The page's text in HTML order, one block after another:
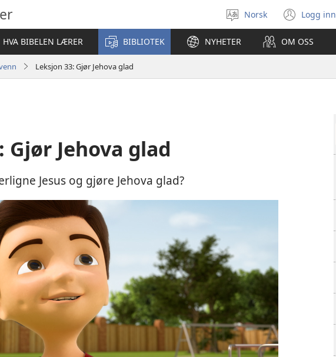
Velg
språk
Norsk Logg inn
(åpner
nytt
vindu)
HVA BIBELEN LÆRER BIBLIOTEK NYHETER OM OSS
Leksjon 33: Gjør Jehova glad
Gjør Jehova glad
Jesus og gjøre Jehova glad?